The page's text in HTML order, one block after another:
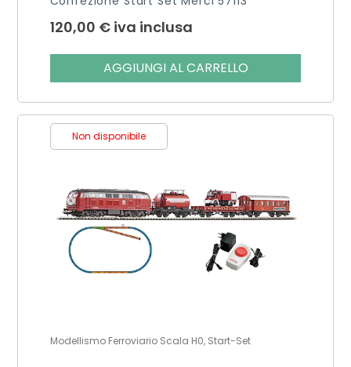
120,00 € iva inclusa
AGGIUNGI AL CARRELLO
Non disponibile
Modellismo Ferroviario Scala H0, Start-Set